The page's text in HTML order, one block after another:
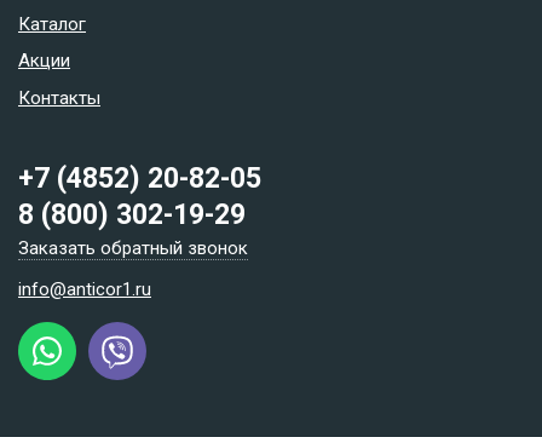
Каталог
Акции
Контакты
+7 (4852) 20-82-05
8 (800) 302-19-29
Заказать обратный звонок
info@anticor1.ru